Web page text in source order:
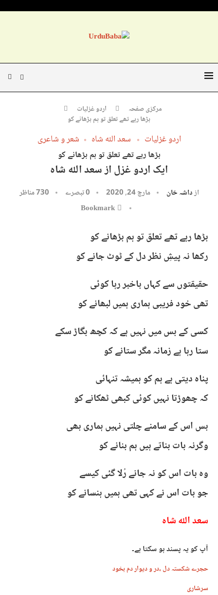
مرکزی صفحہ
اردو غزلیات
بڑھا رہے تھے تعلق تو ہم بڑھانے کو
اردو غزلیات سعد اللہ شاہ شعر و شاعری
بڑھا رہے تھے تعلق تو ہم بڑھانے کو
ایک اردو غزل از سعد اللہ شاہ
ازداشہ خان مارچ 24, 2020 0 تبصرے 730مناظر
Bookmark
بڑھا رہے تھے تعلق تو ہم بڑھانے کو
رکھا نہ پیشِ نظر دل کے ٹوٹ جانے کو
حقیقتوں سے کہاں باخبر رہا کوئی
تھی خود فریبی ہماری ہمیں لبھانے کو
کسی کے بس میں نہیں ہے کہ کچھ بگاڑ سکے
ستا رہا ہے زمانہ مگر ستانے کو
پناہ دیتی ہے ہم کو ہمیشہ تنہائی
کہ چھوڑتا نہیں کوئی کبھی ٹھکانے کو
بس اس کے سامنے چلتی نہیں ہماری بھی
وگرنہ بات بناتے ہیں ہم بنانے کو
وہ بات اس کو نہ جانے رُلا گئی کیسے
جو بات اس نے کہی تھی ہمیں ہنسانے کو
سعد اللہ شاہ
آپ کو یہ پسند ہو سکتا ہے۔
حجرے شکستہ دل ،در و دیوار دم بخود
سرشاری